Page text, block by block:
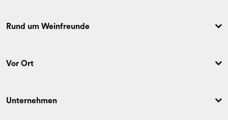
Rund um Weinfreunde
Vor Ort
Unternehmen